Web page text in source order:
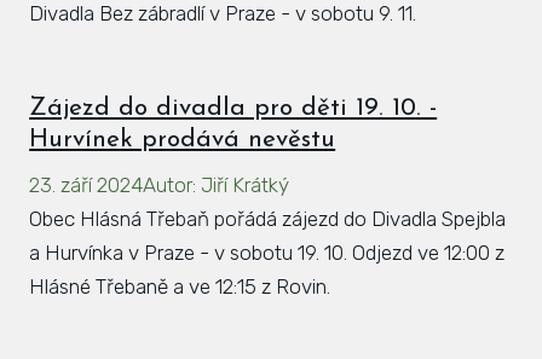
Divadla Bez zábradlí v Praze - v sobotu 9. 11.
Zájezd do divadla pro děti 19. 10. -
Hurvínek prodává nevěstu
23. září 2024Autor: Jiří Krátký
Obec Hlásná Třebaň pořádá zájezd do Divadla Spejbla
a Hurvínka v Praze - v sobotu 19. 10. Odjezd ve 12:00 z
Hlásné Třebaně a ve 12:15 z Rovin.